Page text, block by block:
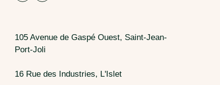
105 Avenue de Gaspé Ouest, Saint-Jean-
Port-Joli
16 Rue des Industries, L'Islet